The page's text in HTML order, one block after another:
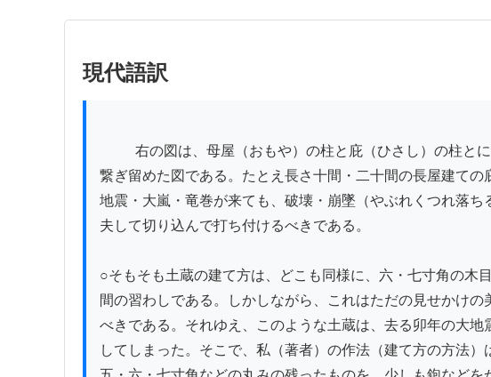
現代語訳
繋ぎ留めた図である。たとえ長さ十間・二十間の長屋建て
地震・大嵐・竜巻が来ても、破壊・崩墜（やぶれくつれ落
夫して切り込んで打ち付けるべきである。
○そもそも土蔵の建て方は、どこも同様に、六・七寸角の木
間の習わしである。しかしながら、これはただの見せかけ
べきである。それゆえ、このような土蔵は、去る卯年の大
してしまった。そこで、私（著者）の作法（建て方の方法